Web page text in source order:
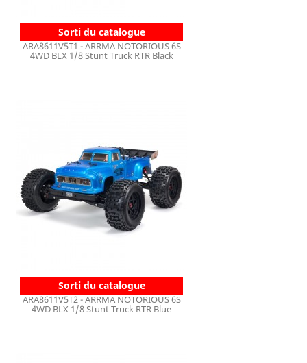
Sorti du catalogue
ARA8611V5T1 - ARRMA NOTORIOUS 6S
4WD BLX 1/8 Stunt Truck RTR Black
Sorti du catalogue
ARA8611V5T2 - ARRMA NOTORIOUS 6S
4WD BLX 1/8 Stunt Truck RTR Blue